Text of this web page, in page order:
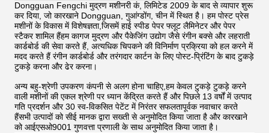
Dongguan Fengchi मुद्रण मशीनरी कं, लिमिटेड 2009 के बाद से व्यापार शुरू
कर दिया, जो कारखाने Dongguan, गुआंग्डोंग, चीन में स्थित है। हम पोस्ट प्रेस
मशीनों के विकास में विशेषज्ञता,जिसमें हाई स्पीड पेपर फ्लूट लैमिनेटर और पेपर
स्टैकर शामिल हैंहम कागज मुद्रण और पैकेजिंग उद्योग जैसे रंगीन बक्से और लहराती
कार्डबोर्ड की सेवा करते हैं, अत्यधिक चिपकने की विनिर्माण प्रक्रिया को हल करने में
मदद करते हैं रंगीन कार्डबोर्ड और तरंगदार कार्टन के लिए पोस्ट-प्रिंटिंग के बाद टुकड़े
टुकड़े करना और ढेर करना।
अन्य बहु-श्रेणी उपकरण कंपनी से अलग होना चाहिए,हम केवल टुकड़े टुकड़े करने
वाली मशीनों की एकल श्रेणी पर ध्यान केंद्रित करते हैं और पिछले 13 वर्षों में उत्पाद
गति प्रदर्शन और 30 स्व-विकसित पेटेंट में निरंतर सफलतापूर्वक नवाचार करते
हैंसभी उत्पादों को सीई मानक द्वारा सख्ती से अनुमोदित किया जाता है और कारखाने
को आईएसओ9001 गुणवत्ता प्रणाली के साथ अनुमोदित किया जाता है।